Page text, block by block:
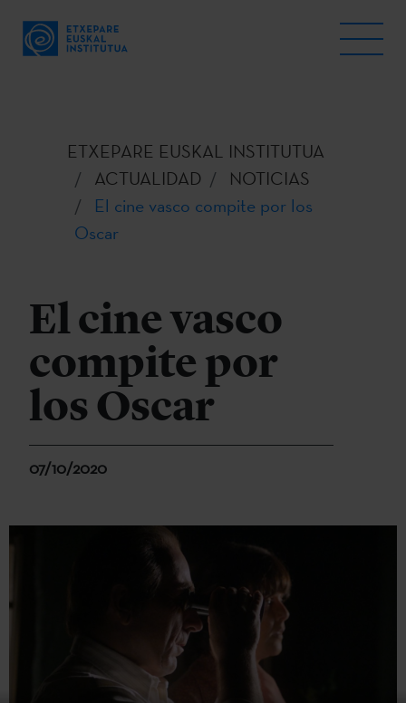
ETXEPARE EUSKAL INSTITUTUA
ACTUALIDAD
NOTICIAS
El cine vasco compite por los
Oscar
El cine vasco
compite por
los Oscar
07/10/2020